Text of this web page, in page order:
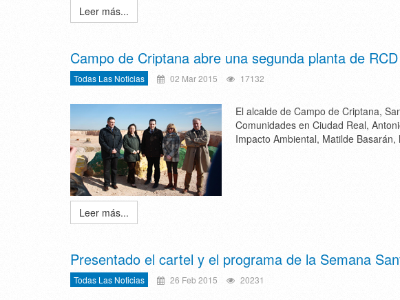
Leer más...
Campo de Criptana abre una segunda planta de
Todas Las Noticias 02 Mar 2015 17132
El alcalde de Campo de Criptana,
Comunidades en Ciudad Real,
Impacto Ambiental, Matilde Basarán,
Leer más...
Presentado el cartel y el programa de la Semana
Todas Las Noticias 26 Feb 2015 20231